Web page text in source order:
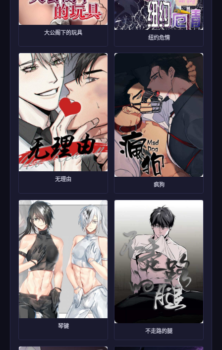
大公阁下的玩具
纽约危情
无理由
疯狗
琴键
不走路的腿